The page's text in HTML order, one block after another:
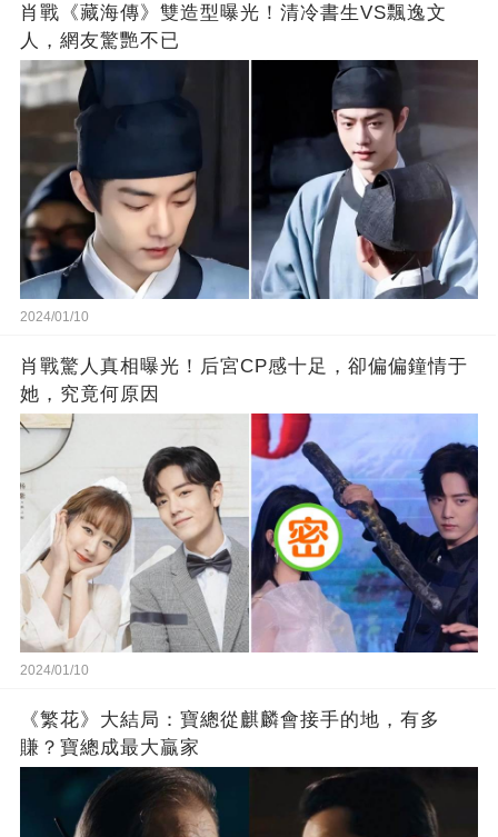
肖戰《藏海傳》雙造型曝光！清冷書生VS飄逸文
人，網友驚艷不已
2024/01/10
肖戰驚人真相曝光！后宮CP感十足，卻偏偏鐘情于
她，究竟何原因
2024/01/10
《繁花》大結局：寶總從麒麟會接手的地，有多
賺？寶總成最大贏家